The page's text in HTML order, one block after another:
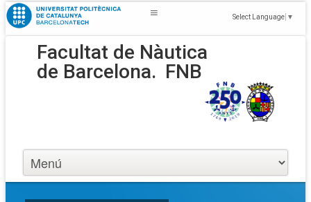
Select Language ▼
Facultat de Nàutica
de Barcelona. FNB